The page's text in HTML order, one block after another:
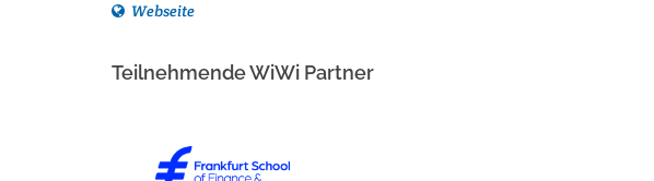
Webseite
Teilnehmende WiWi Partner